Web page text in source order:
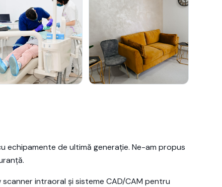
echipamente de ultimă generație. Ne-am propus
intraoral și sisteme CAD/CAM pentru